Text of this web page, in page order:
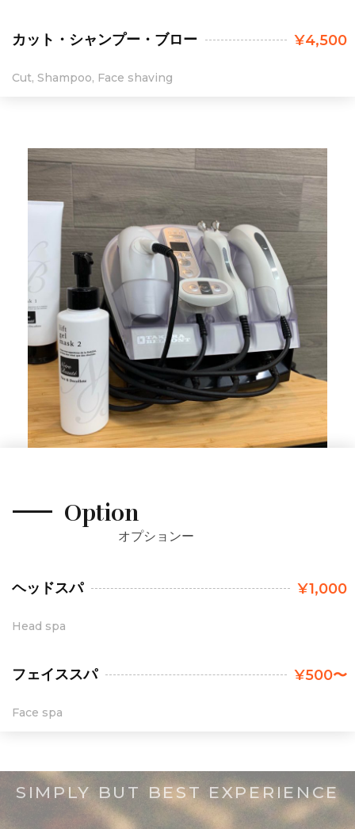
カット・シャンプー・ブロー ¥4,500
Cut, Shampoo, Face shaving
Option
オプションー
ヘッドスパ ¥1,000
Head spa
フェイススパ ¥500〜
Face spa
SIMPLY BUT BEST EXPERIENCE